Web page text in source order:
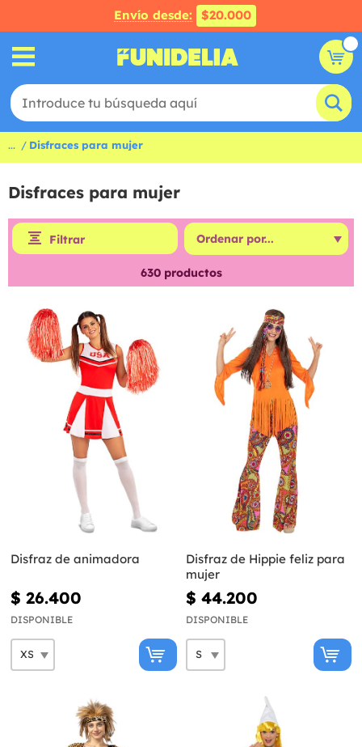
Envío desde: $20.000
... Disfraces para mujer
Disfraces para mujer
Filtrar
630productos
Disfraz de animadora
$ 26.400
DISPONIBLE
Disfraz de Hippie feliz para
mujer
$ 44.200
DISPONIBLE